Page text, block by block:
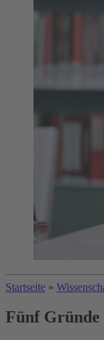
Startseite »
Fünf Gründe